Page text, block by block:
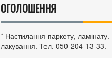
ОГОЛОШЕННЯ
* Настилання паркету,
лакування. Тел. 050-204-13-33.